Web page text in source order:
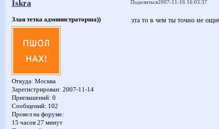
Поделиться2007-11-16 16:03:37
Iskra
Злая тетка администраторша))
Откуда: Москва
Зарегистрирован: 2007-11-14
Приглашений: 0
Сообщений: 102
Провел на форуме:
15 часов 27 минут
эта то в чем ты точно не